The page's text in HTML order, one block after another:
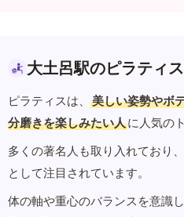
大土呂駅のピラティ
ピラティスは、 美しい姿勢やボ
分磨きを楽しみたい人に人気の
多くの著名人も取り入れており
として注目されています。
体の軸や重心のバランスを意識